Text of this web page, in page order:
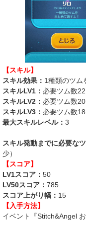
【スキル】
スキル効果： 1種類のツム
スキルLV1： 必要ツム数22
スキルLV2： 必要ツム数20
スキルLV3： 必要ツム数18
最大スキルレベル： 3
スキル発動までに必要なツ
少）
【スコア】
LV1スコア： 50
LV50スコア： 785
スコア上がり幅： 15
【入手方法】
イベント『Stitch&Angel